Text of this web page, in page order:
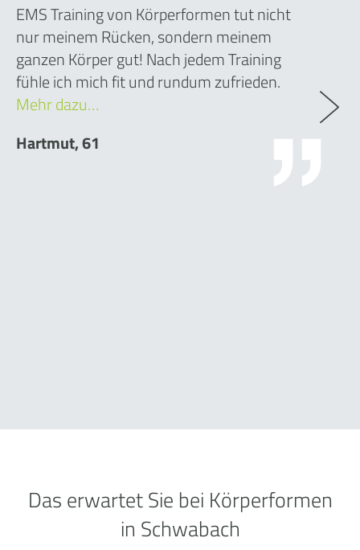
EMS Training von Körperformen tut nicht
nur meinem Rücken, sondern meinem
ganzen Körper gut! Nach jedem Training
fühle ich mich fit und rundum zufrieden.
Mehr dazu…
Hartmut, 61
Das erwartet Sie bei Körperformen
in Schwabach